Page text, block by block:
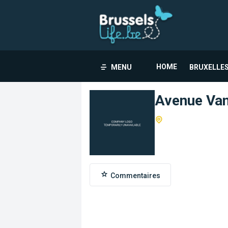
MENU HOME
Avenue
Commentaires